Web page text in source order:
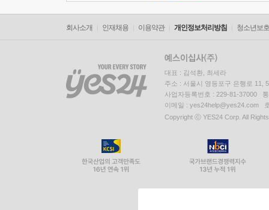
회사소개 인재채용 이용약관 개인정보처리방침 청소년보
대표 : 김석환, 최세라
주소 : 서울시 영등포구 은행로 11,
사업자등록번호 : 229-81-37000
이메일 : yes24help@yes24.com
Copyright ⓒ YES24 Corp. All